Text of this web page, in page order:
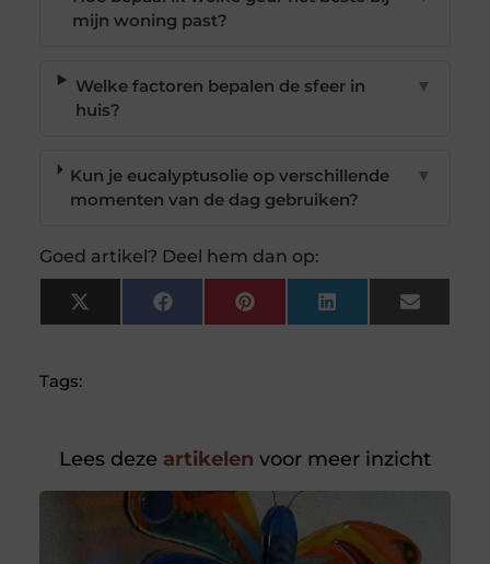
mijn woning past?
Welke factoren bepalen de sfeer in
huis?
▼
Kun je eucalyptusolie op verschillende
momenten van de dag gebruiken?
▼
Goed artikel? Deel hem dan op:
X
(Twitter)
FacebookPinterest LinkedIn Email
Tags:
Lees deze artikelen voor meer inzicht